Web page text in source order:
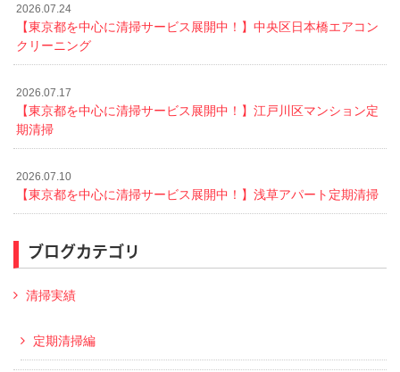
2026.07.24
【東京都を中心に清掃サービス展開中！】中央区日本橋エアコン
クリーニング
2026.07.17
【東京都を中心に清掃サービス展開中！】江戸川区マンション定
期清掃
2026.07.10
【東京都を中心に清掃サービス展開中！】浅草アパート定期清掃
ブログカテゴリ
清掃実績
定期清掃編